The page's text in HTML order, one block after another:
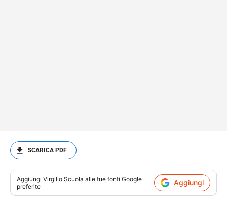
SCARICA PDF
Aggiungi Virgilio Scuola alle tue fonti Google
preferite
Aggiungi